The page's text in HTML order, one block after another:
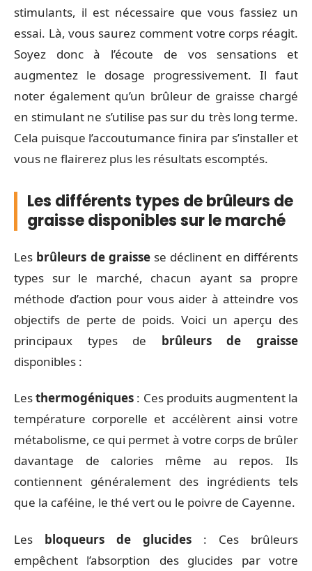
stimulants, il est nécessaire que vous fassiez un
essai. Là, vous saurez comment votre corps réagit.
Soyez donc à l’écoute de vos sensations et
augmentez le dosage progressivement. Il faut
noter également qu’un brûleur de graisse chargé
en stimulant ne s’utilise pas sur du très long terme.
Cela puisque l’accoutumance finira par s’installer et
vous ne flairerez plus les résultats escomptés.
Les différents types de brûleurs de
graisse disponibles sur le marché
Les brûleurs de graissese déclinent en différents
types sur le marché, chacun ayant sa propre
méthode d’action pour vous aider à atteindre vos
objectifs de perte de poids. Voici un aperçu des
principaux types de brûleurs de graisse
disponibles :
Lesthermogéniques : Ces produits augmentent la
température corporelle et accélèrent ainsi votre
métabolisme, ce qui permet à votre corps de brûler
davantage de calories même au repos. Ils
contiennent généralement des ingrédients tels
que la caféine, le thé vert ou le poivre de Cayenne.
Les bloqueurs de glucides : Ces brûleurs
empêchent l’absorption des glucides par votre